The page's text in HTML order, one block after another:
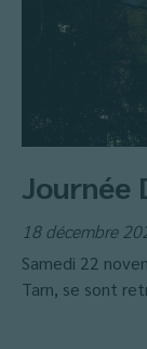
Journée
18 décembre
Samedi 22
Tarn, se sont